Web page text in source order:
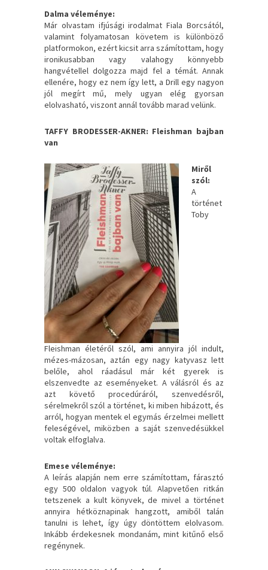
Dalma véleménye:
Már olvastam ifjúsági irodalmat Fiala Borcsától,
valamint folyamatosan követem is különböző
platformokon, ezért kicsit arra számítottam, hogy
ironikusabban vagy valahogy könnyebb
hangvétellel dolgozza majd fel a témát. Annak
ellenére, hogy ez nem így lett, a Drill egy nagyon
jól megírt mű, mely ugyan elég gyorsan
elolvasható, viszont annál tovább marad velünk.
TAFFY BRODESSER-AKNER: Fleishman bajban
van
Miről
szól:
A
történet
Toby
Fleishman életéről szól, ami annyira jól indult,
mézes-mázosan, aztán egy nagy katyvasz lett
belőle, ahol ráadásul már két gyerek is
elszenvedte az eseményeket. A válásról és az
azt követő procedúráról, szenvedésről,
sérelmekről szól a történet, ki miben hibázott, és
arról, hogyan mentek el egymás érzelmei mellett
feleségével, miközben a saját szenvedésükkel
voltak elfoglalva.
Emese véleménye:
A leírás alapján nem erre számítottam, fárasztó
egy 500 oldalon vagyok túl. Alapvetően ritkán
tetszenek a kult könyvek, de mivel a történet
annyira hétköznapinak hangzott, amiből talán
tanulni is lehet, így úgy döntöttem elolvasom.
Inkább érdekesnek mondanám, mint kitűnő első
regénynek.